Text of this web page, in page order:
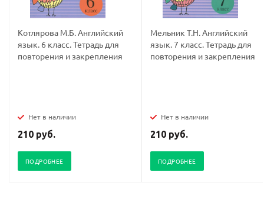
Котлярова М.Б. Английский
язык. 6 класс. Тетрадь для
повторения и закрепления
Нет в наличии
210 руб.
ПОДРОБНЕЕ
Мельник Т.Н. Английский
язык. 7 класс. Тетрадь для
повторения и закрепления
Нет в наличии
210 руб.
ПОДРОБНЕЕ